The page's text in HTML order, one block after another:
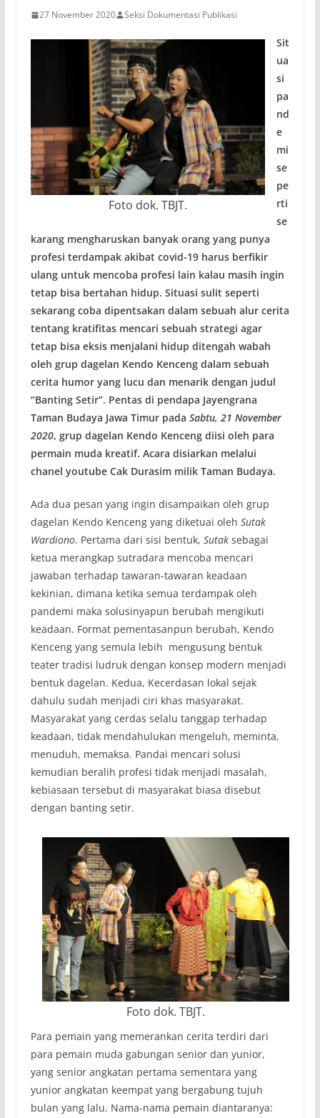
27 November 2020 Seksi Dokumentasi Publikasi
Foto dok. TBJT.
Sit
ua
si
pa
nd
e
mi
se
pe
rti
se
karang mengharuskan banyak orang yang punya
profesi terdampak akibat covid-19 harus berfikir
ulang untuk mencoba profesi lain kalau masih ingin
tetap bisa bertahan hidup. Situasi sulit seperti
sekarang coba dipentsakan dalam sebuah alur cerita
tentang kratifitas mencari sebuah strategi agar
tetap bisa eksis menjalani hidup ditengah wabah
oleh grup dagelan Kendo Kenceng dalam sebuah
cerita humor yang lucu dan menarik dengan judul
“Banting Setir”. Pentas di pendapa Jayengrana
Taman Budaya Jawa Timur pada Sabtu, 21 November
2020, grup dagelan Kendo Kenceng diisi oleh para
permain muda kreatif. Acara disiarkan melalui
chanel youtube Cak Durasim milik Taman Budaya.
Ada dua pesan yang ingin disampaikan oleh grup
dagelan Kendo Kenceng yang diketuai oleh Sutak
Wardiono. Pertama dari sisi bentuk, Sutaksebagai
ketua merangkap sutradara mencoba mencari
jawaban terhadap tawaran-tawaran keadaan
kekinian, dimana ketika semua terdampak oleh
pandemi maka solusinyapun berubah mengikuti
keadaan. Format pementasanpun berubah, Kendo
Kenceng yang semula lebih mengusung bentuk
teater tradisi ludruk dengan konsep modern menjadi
bentuk dagelan. Kedua, Kecerdasan lokal sejak
dahulu sudah menjadi ciri khas masyarakat.
Masyarakat yang cerdas selalu tanggap terhadap
keadaan, tidak mendahulukan mengeluh, meminta,
menuduh, memaksa. Pandai mencari solusi
kemudian beralih profesi tidak menjadi masalah,
kebiasaan tersebut di masyarakat biasa disebut
dengan banting setir.
Foto dok. TBJT.
Para pemain yang memerankan cerita terdiri dari
para pemain muda gabungan senior dan yunior,
yang senior angkatan pertama sementara yang
yunior angkatan keempat yang bergabung tujuh
bulan yang lalu. Nama-nama pemain diantaranya: